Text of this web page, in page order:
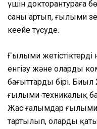
үшін докторантураға
саны артып, ғылыми
кеңейе түсуде.
Ғылыми
енгізу және оларды
бағыттардың бірі.
ғылыми-техникалық
Жас ғалымдар ғылыми
тартылып, олардың